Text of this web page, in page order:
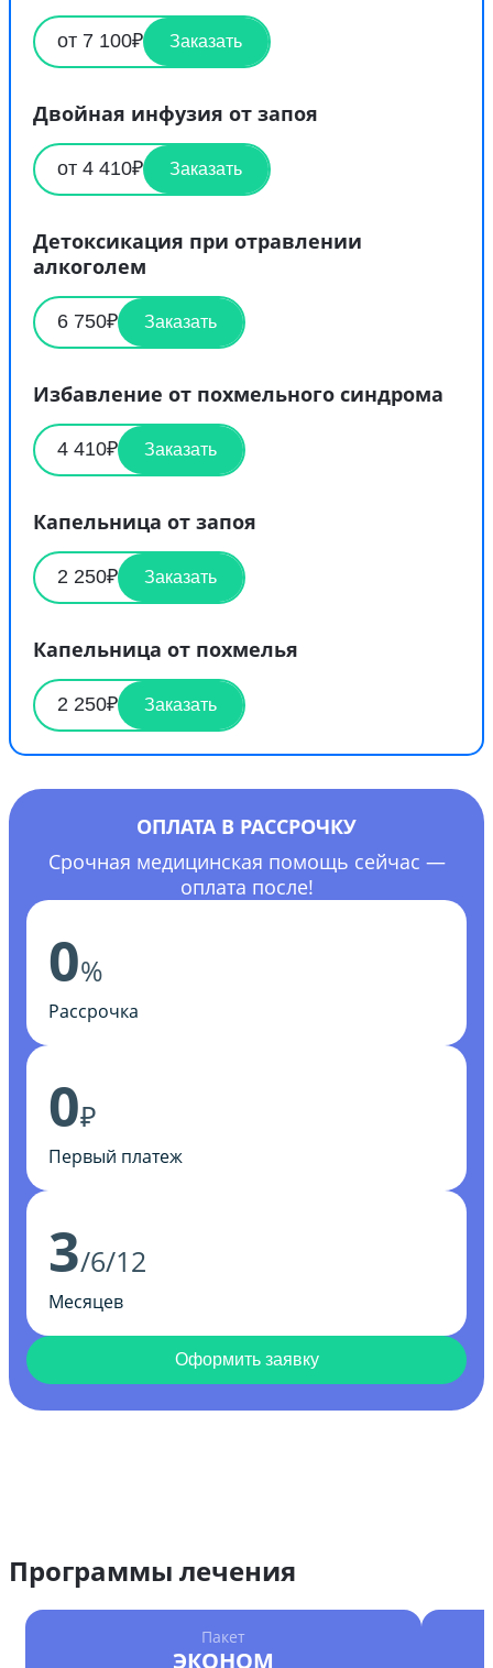
от 7 100₽ Заказать
Двойная инфузия от запоя
от 4 410₽ Заказать
Детоксикация при отравлении
алкоголем
6 750₽ Заказать
Избавление от похмельного синдрома
4 410₽ Заказать
Капельница от запоя
2 250₽ Заказать
Капельница от похмелья
2 250₽ Заказать
ОПЛАТА В РАССРОЧКУ
Срочная медицинская помощь сейчас —
оплата после!
0%
Рассрочка
0₽
Первый платеж
3/6/12
Месяцев
Оформить заявку
Программы лечения
Пакет
ЭКОНОМ